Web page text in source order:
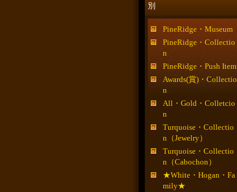
別
PineRidge・Museum
PineRidge・Collectio
n
PineRidge・Push Item
Awards(賞)・Collectio
n
All・Gold・Colletcio
n
Turquoise・Collectio
n（Jewelry）
Turquoise・Collectio
n（Cabochon）
★White・Hogan・Fa
mily★